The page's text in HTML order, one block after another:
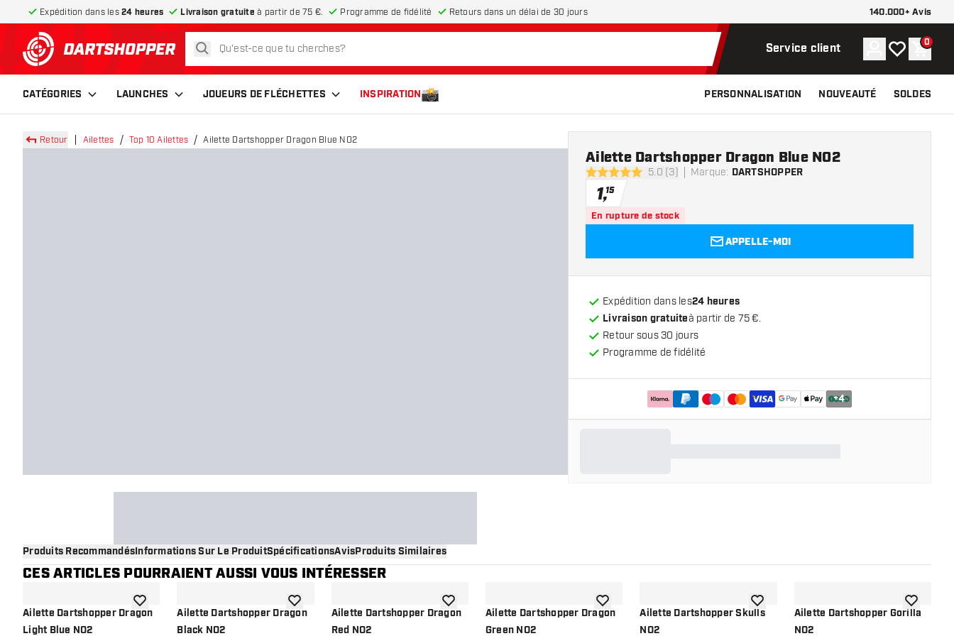
Expédition dans les 24 heures Livraison gratuite à partir de 75 €. Programme de fidélité Retours dans un délai de 30 jours 140.000+ Avis
retour à la page d’accueil
rechercher Service client Compte
Ma liste de
Panier
0
CATÉGORIES LAUNCHES JOUEURS DE FLÉCHETTES INSPIRATION PERSONNALISATION NOUVEAUTÉ SOLDES
Retour Ailettes Top 10 Ailettes Ailette Dartshopper Dragon Blue NO2
5 étoiles de notation
5.0 (3) Marque: DARTSHOPPER
Ailette Dartshopper Dragon Blue NO2
1,15
En rupture de stock
APPELLE-MOI
Expédition dans les24 heures
Livraison gratuiteà partir de 75 €.
Retour sous 30 jours
Programme de fidélité
+4
Produits RecommandésInformations Sur Le ProduitSpécificationsAvisProduits Similaires
CES ARTICLES POURRAIENT AUSSI VOUS INTÉRESSER
Ailette Dartshopper Dragon
Light Blue NO2
ajouter à la liste de souhaits
Ailette Dartshopper Dragon
Black NO2
ajouter à la liste de souhaits
Ailette Dartshopper Dragon
Red NO2
ajouter à la liste de souhaits
Ailette Dartshopper Dragon
Green NO2
ajouter à la liste de souhaits
Ailette Dartshopper Skulls
NO2
ajouter à la liste de souhaits
Ailette Dartshopper Gorilla
NO2
ajouter à